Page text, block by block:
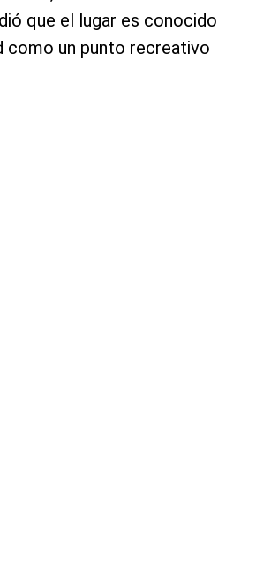
que el lugar es conocido
como un punto recreativo